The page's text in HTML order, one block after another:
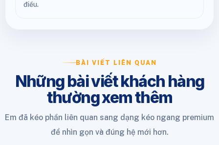
điều.
BÀI VIẾT LIÊN QUAN
Những bài viết khách hàng
thường xem thêm
Em đã kéo phần liên quan sang dạng kéo ngang premium
để nhìn gọn và đúng hệ mới hơn.